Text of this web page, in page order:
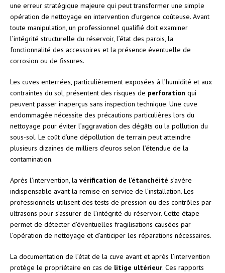
une erreur stratégique majeure qui peut transformer une simple
opération de nettoyage en intervention d’urgence coûteuse. Avant
toute manipulation, un professionnel qualifié doit examiner
l’intégrité structurelle du réservoir, l’état des parois, la
fonctionnalité des accessoires et la présence éventuelle de
corrosion ou de fissures.
Les cuves enterrées, particulièrement exposées à l’humidité et aux
contraintes du sol, présentent des risques de perforation qui
peuvent passer inaperçus sans inspection technique. Une cuve
endommagée nécessite des précautions particulières lors du
nettoyage pour éviter l’aggravation des dégâts ou la pollution du
sous-sol. Le coût d’une dépollution de terrain peut atteindre
plusieurs dizaines de milliers d’euros selon l’étendue de la
contamination.
Après l’intervention, la vérification de l’étanchéité s’avère
indispensable avant la remise en service de l’installation. Les
professionnels utilisent des tests de pression ou des contrôles par
ultrasons pour s’assurer de l’intégrité du réservoir. Cette étape
permet de détecter d’éventuelles fragilisations causées par
l’opération de nettoyage et d’anticiper les réparations nécessaires.
La documentation de l’état de la cuve avant et après l’intervention
protège le propriétaire en cas de litige ultérieur. Ces rapports